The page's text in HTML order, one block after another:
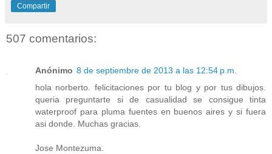
Compartir
507 comentarios:
Anónimo 8 de septiembre de 2013 a las 12:54 p.m.
hola norberto. felicitaciones por tu blog y por tus dibujos.
queria preguntarte si de casualidad se consigue tinta
waterproof para pluma fuentes en buenos aires y si fuera
asi donde. Muchas gracias.
Jose Montezuma.